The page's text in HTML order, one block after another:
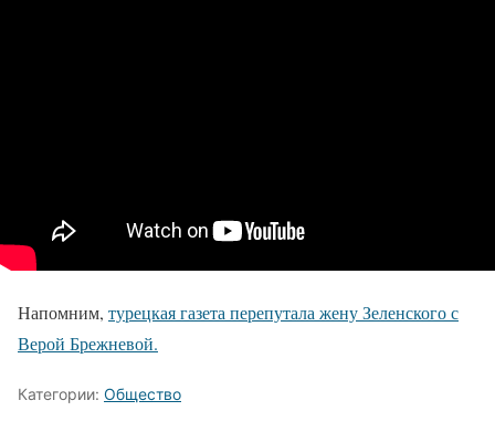
Напомним, турецкая газета перепутала жену Зеленского с
Верой Брежневой.
Категории: Общество